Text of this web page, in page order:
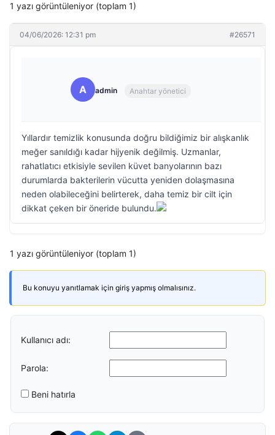
1 yazı görüntüleniyor (toplam 1)
04/06/2026: 12:31 pm #26571
A admin Anahtar yönetici
Yıllardır temizlik konusunda doğru bildiğimiz bir alışkanlık
meğer sanıldığı kadar hijyenik değilmiş. Uzmanlar,
rahatlatıcı etkisiyle sevilen küvet banyolarının bazı
durumlarda bakterilerin vücutta yeniden dolaşmasına
neden olabileceğini belirterek, daha temiz bir cilt için
dikkat çeken bir öneride bulundu.
1 yazı görüntüleniyor (toplam 1)
Bu konuyu yanıtlamak için giriş yapmış olmalısınız.
Kullanıcı adı:
Parola:
Beni hatırla